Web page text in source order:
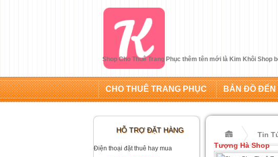
Shop Cho Thuê Trang Phục thêm tên mới là Kim Khôi Shop
CHO THUÊ TRANG PHỤC BẢN ĐỒ ĐẾN
HỖ TRỢ ĐẶT HÀNG
Điện thoại đặt thuê hay mua
Tin
Tượng Hà Shop